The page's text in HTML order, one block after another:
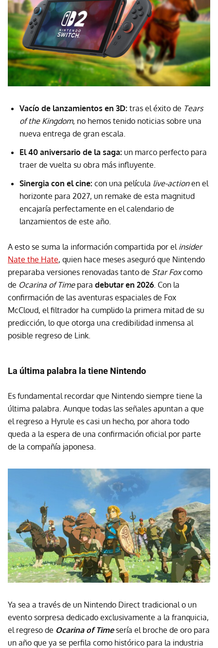
Vacío de lanzamientos en 3D: tras el éxito de Tears
of the Kingdom, no hemos tenido noticias sobre una
nueva entrega de gran escala.
El 40 aniversario de la saga: un marco perfecto para
traer de vuelta su obra más influyente.
Sinergia con el cine: con una película live-actionen el
horizonte para 2027, un remake de esta magnitud
encajaría perfectamente en el calendario de
lanzamientos de este año.
A esto se suma la información compartida por el insider
Nate the Hate, quien hace meses aseguró que Nintendo
preparaba versiones renovadas tanto de Star Foxcomo
de Ocarina of Timepara debutar en 2026 . Con la
confirmación de las aventuras espaciales de Fox
McCloud, el filtrador ha cumplido la primera mitad de su
predicción, lo que otorga una credibilidad inmensa al
posible regreso de Link.
La última palabra la tiene Nintendo
Es fundamental recordar que Nintendo siempre tiene la
última palabra. Aunque todas las señales apuntan a que
el regreso a Hyrule es casi un hecho, por ahora todo
queda a la espera de una confirmación oficial por parte
de la compañía japonesa.
Ya sea a través de un Nintendo Direct tradicional o un
evento sorpresa dedicado exclusivamente a la franquicia,
el regreso de Ocarina of Timesería el broche de oro para
un año que ya se perfila como histórico para la industria